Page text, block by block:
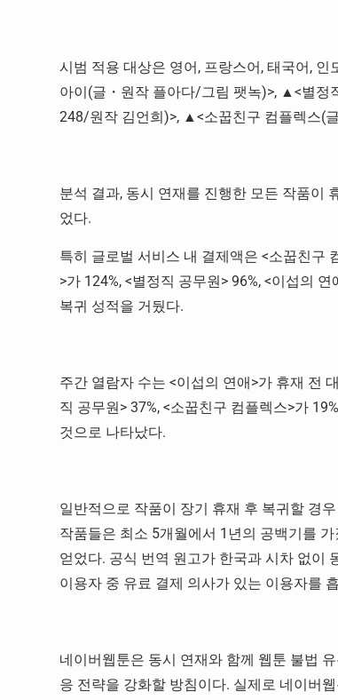
시범 적용 대상은 영어, 프랑스어, 태국어,
아이(글・원작 플아다/그림 팻녹)>, ▲<별정
248/원작 김언희)>, ▲<소꿉친구 컴플렉스(
분석 결과, 동시 연재를 진행한 모든 작품이
었다.
특히 글로벌 서비스 내 결제액은 <소꿉친구
>가 124%, <별정직 공무원> 96%, <이섭의
복귀 성적을 거뒀다.
주간 열람자 수는 <이섭의 연애>가 휴재 전
직 공무원> 37%, <소꿉친구 컴플렉스>가
것으로 나타났다.
일반적으로 작품이 장기 휴재 후 복귀할 경
작품들은 최소 5개월에서 1년의 공백기를
얻었다. 공식 번역 원고가 한국과 시차 없이
이용자 중 유료 결제 의사가 있는 이용자를
네이버웹툰은 동시 연재와 함께 웹툰 불법
응 전략을 강화할 방침이다. 실제로 네이버